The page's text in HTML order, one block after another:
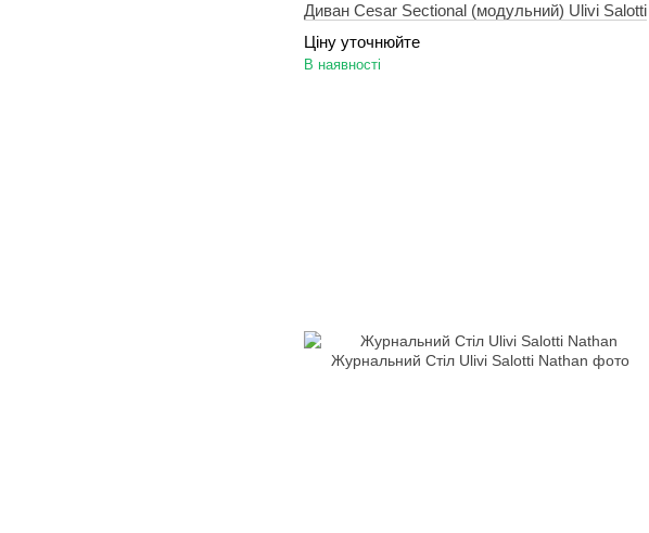
Диван Cesar Sectional (модульний) Ulivi Salotti
Ціну уточнюйте
В наявності